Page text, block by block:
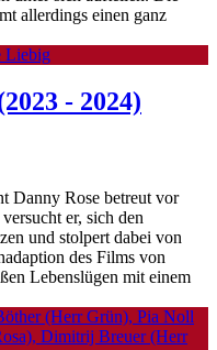
allerdings einen ganz
- 2024)
Danny Rose betreut vor
er, sich den
und stolpert dabei von
des Films von
Lebenslügen mit einem